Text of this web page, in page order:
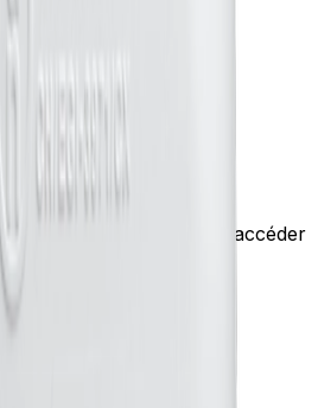
votre téléphone pour accéder
en français.